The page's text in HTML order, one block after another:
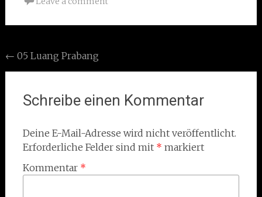
Post
navigation
← 05 Luang Prabang
Schreibe einen Kommentar
Deine E-Mail-Adresse wird nicht veröffentlicht.
Erforderliche Felder sind mit * markiert
Kommentar *